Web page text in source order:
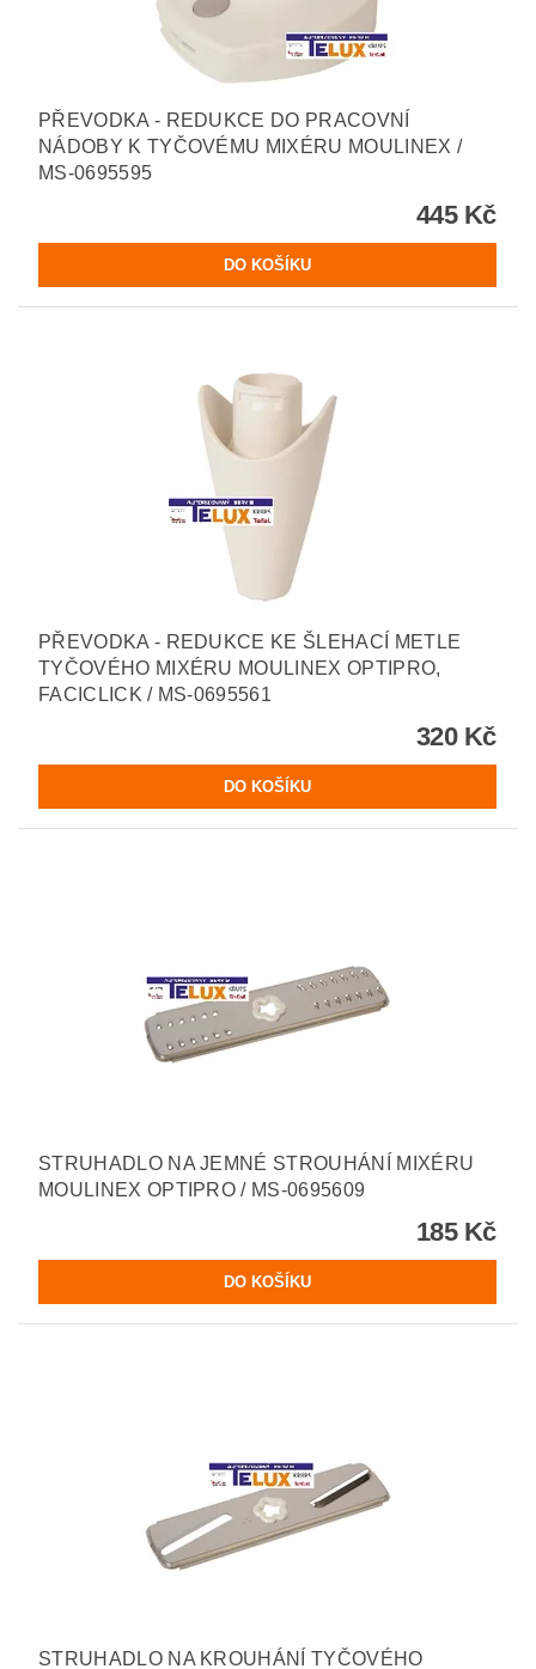
PŘEVODKA - REDUKCE DO PRACOVNÍ
NÁDOBY K TYČOVÉMU MIXÉRU MOULINEX /
MS-0695595
445 Kč
PŘEVODKA - REDUKCE KE ŠLEHACÍ METLE
TYČOVÉHO MIXÉRU MOULINEX OPTIPRO,
FACICLICK / MS-0695561
320 Kč
STRUHADLO NA JEMNÉ STROUHÁNÍ MIXÉRU
MOULINEX OPTIPRO / MS-0695609
185 Kč
STRUHADLO NA KROUHÁNÍ TYČOVÉHO